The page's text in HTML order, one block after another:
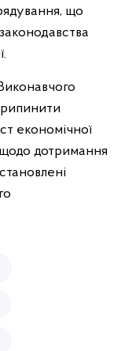
що
економічної
щодо дотримання